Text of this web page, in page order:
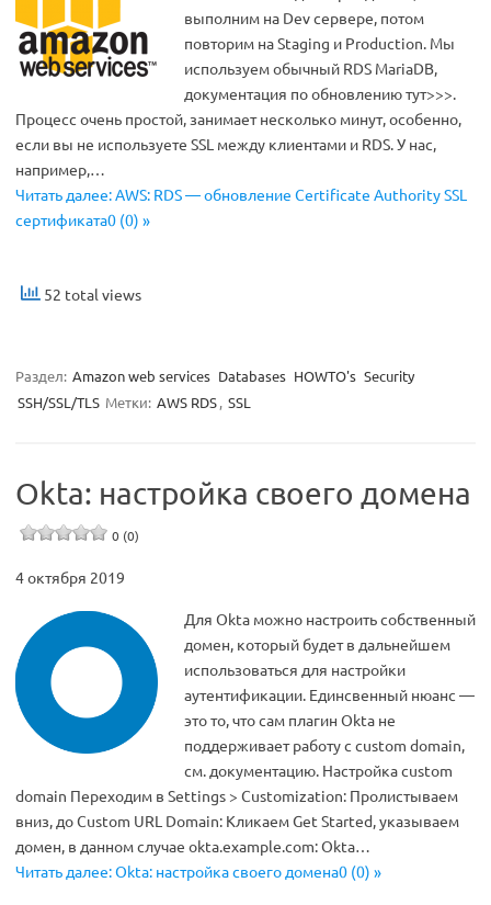
выполним на Dev сервере, потом
повторим на Staging и Production. Мы
используем обычный RDS MariaDB,
документация по обновлению тут>>>.
Процесс очень простой, занимает несколько минут, особенно,
если вы не используете SSL между клиентами и RDS. У нас,
например,…
Читать далее: AWS: RDS — обновление Certificate Authority SSL
сертификата0 (0) »
52 total views
Раздел: Amazon web services Databases HOWTO's Security
SSH/SSL/TLS Метки: AWS RDS, SSL
Okta: настройка своего домена
0 (0)
4 октября 2019
Для Okta можно настроить собственный
домен, который будет в дальнейшем
использоваться для настройки
аутентификации. Единсвенный нюанс —
это то, что сам плагин Okta не
поддерживает работу с custom domain,
см. документацию. Настройка custom
domain Переходим в Settings > Customization: Пролистываем
вниз, до Custom URL Domain: Кликаем Get Started, указываем
домен, в данном случае okta.example.com: Okta…
Читать далее: Okta: настройка своего домена0 (0) »